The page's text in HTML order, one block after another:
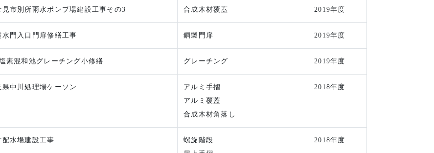
見市別所雨水ポンプ場建設工事その3 合成木材覆蓋 2019年度
水門入口門扉修繕工事 鋼製門扉 2019年度
素混和池グレーチング小修繕 グレーチング 2019年度
県中川処理場ケーソン
アルミ手摺
アルミ覆蓋
合成木材角落し
2018年度
配水場建設工事
螺旋階段
2018年度